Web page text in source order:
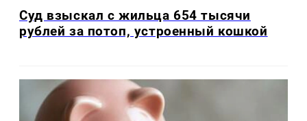
Суд взыскал с жильца 654 тысячи
рублей за потоп, устроенный кошкой